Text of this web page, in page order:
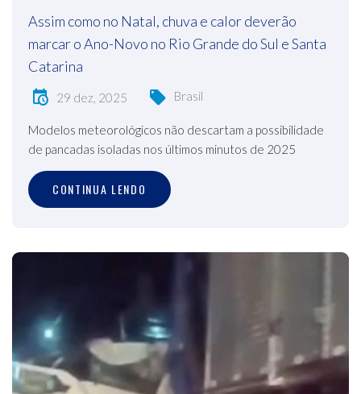
Assim como no Natal, chuva e calor deverão
marcar o Ano-Novo no Rio Grande do Sul e Santa
Catarina
29 dez, 2025 Brasil
Modelos meteorológicos não descartam a possibilidade
de pancadas isoladas nos últimos minutos de 2025
CONTINUA LENDO